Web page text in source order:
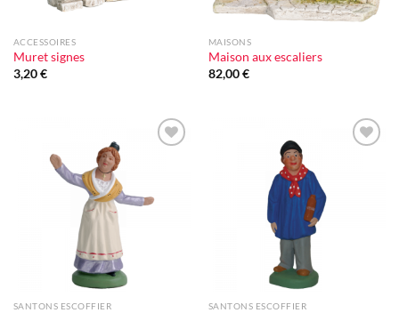
ACCESSOIRES
Muret signes
3,20€
MAISONS
Maison aux escaliers
82,00€
SANTONS ESCOFFIER SANTONS ESCOFFIER